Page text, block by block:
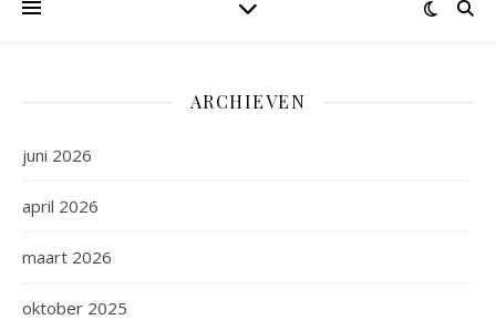
ARCHIEVEN
juni 2026
april 2026
maart 2026
oktober 2025